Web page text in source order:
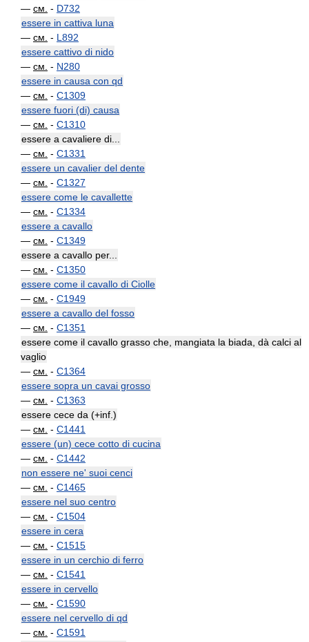
— см. - D732
essere in cattiva luna
— см. - L892
essere cattivo di nido
— см. - N280
essere in causa con qd
— см. - C1309
essere fuori (di) causa
— см. - C1310
essere a cavaliere di...
— см. - C1331
essere un cavalier del dente
— см. - C1327
essere come le cavallette
— см. - C1334
essere a cavallo
— см. - C1349
essere a cavallo per...
— см. - C1350
essere come il cavallo di Ciolle
— см. - C1949
essere a cavallo del fosso
— см. - C1351
essere come il cavallo grasso che, mangiata la biada, dà calci al
vaglio
— см. - C1364
essere sopra un cavai grosso
— см. - C1363
essere cece da (+inf.)
— см. - C1441
essere (un) cece cotto di cucina
— см. - C1442
non essere ne' suoi cenci
— см. - C1465
essere nel suo centro
— см. - C1504
essere in cera
— см. - C1515
essere in un cerchio di ferro
— см. - C1541
essere in cervello
— см. - C1590
essere nel cervello di qd
— см. - C1591